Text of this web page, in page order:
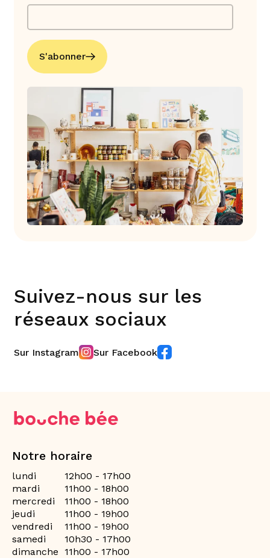
S'abonner
Suivez-nous sur les
réseaux sociaux
Sur Instagram Sur Facebook
Notre horaire
lundi
12h00 - 17h00
mardi
11h00 - 18h00
mercredi
11h00 - 18h00
jeudi
11h00 - 19h00
vendredi
11h00 - 19h00
samedi
10h30 - 17h00
dimanche
11h00 - 17h00